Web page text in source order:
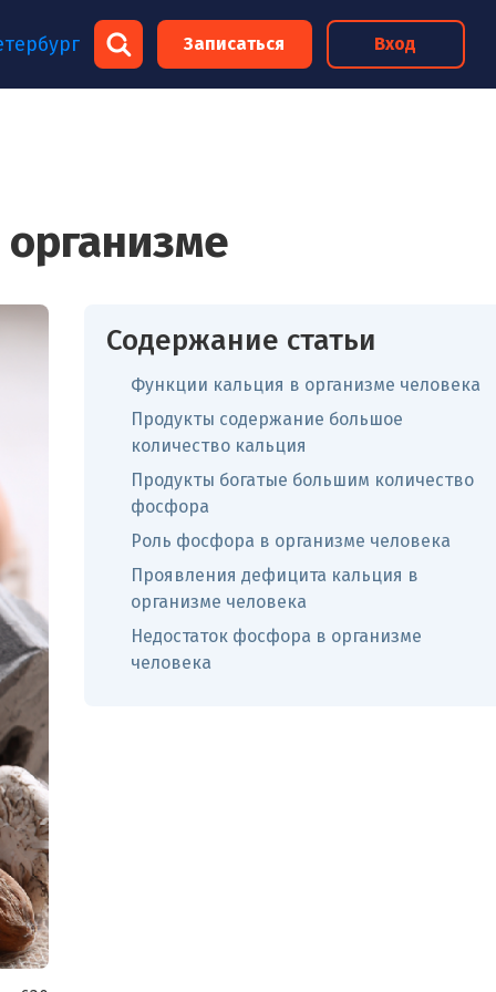
Записаться Вход
Содержание статьи
Функции кальция в организме человека
Продукты содержание большое
количество кальция
Продукты богатые большим количество
фосфора
Роль фосфора в организме человека
Проявления дефицита кальция в
организме человека
Недостаток фосфора в организме
человека
×